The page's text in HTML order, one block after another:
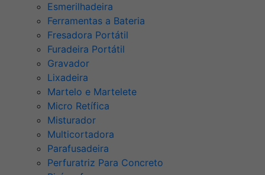
Esmerilhadeira
Ferramentas a Bateria
Fresadora Portátil
Furadeira Portátil
Gravador
Lixadeira
Martelo e Martelete
Micro Retífica
Misturador
Multicortadora
Parafusadeira
Perfuratriz Para Concreto